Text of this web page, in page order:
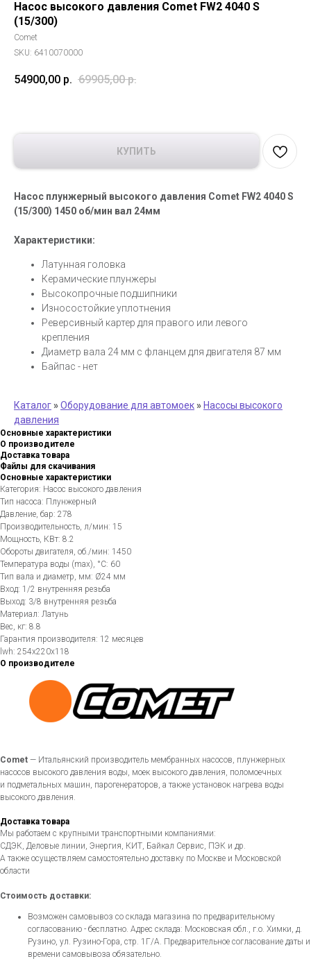
Насос высокого давления Comet FW2 4040 S
(15/300)
Comet
SKU: 6410070000
54900,00 р. 69905,00 р.
КУПИТЬ
Насос плунжерный высокого давления Comet FW2 4040 S
(15/300) 1450 об/мин вал 24мм
Характеристики:
Латунная головка
Керамические плунжеры
Высокопрочные подшипники
Износостойкие уплотнения
Реверсивный картер для правого или левого
крепления
Диаметр вала 24 мм с фланцем для двигателя 87 мм
Байпас - нет
Каталог»Оборудование для автомоек» Насосы высокого
давления
Основные характеристики
О производителе
Доставка товара
Файлы для скачивания
Основные характеристики
Категория: Насос высокого давления
Тип насоса: Плунжерный
Давление, бар: 278
Производительность, л/мин: 15
Мощность, КВт: 8.2
Обороты двигателя, об./мин: 1450
Температура воды (max), °C: 60
Тип вала и диаметр, мм: Ø24 мм
Вход: 1/2 внутренняя резьба
Выход: 3/8 внутренняя резьба
Материал: Латунь
Вес, кг: 8.8
Гарантия производителя: 12 месяцев
lwh: 254x220x118
О производителе
Comet — Итальянский производитель мембранных насосов, плунжерных
насосов высокого давления воды, моек высокого давления, поломоечных
и подметальных машин, парогенераторов, а также установок нагрева воды
высокого давления.
Доставка товара
Мы работаем с крупными транспортными компаниями:
СДЭК, Деловые линии, Энергия, КИТ, Байкал Сервис, ПЭК и др.
А также осуществляем самостоятельно доставку по Москве и Московской
области
Стоимость доставки:
Возможен самовывоз со склада магазина по предварительному
согласованию - бесплатно. Адрес склада: Московская обл., г.о. Химки, д.
Рузино, ул. Рузино-Гора, стр. 1Г/А. Предварительное согласование даты и
времени самовывоза обязательно.